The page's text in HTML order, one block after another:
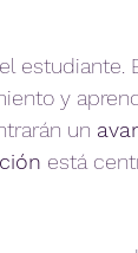
estudiante.
y
un
está